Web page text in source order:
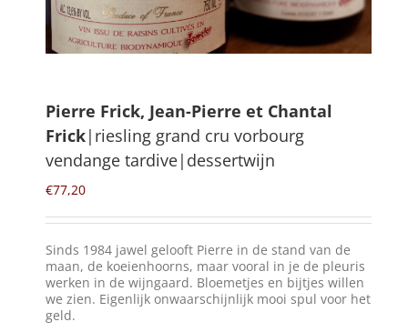
Mijn Account
Zoeken
NL
Pierre Frick, Jean-Pierre et Chantal
Frick|riesling grand cru vorbourg
vendange tardive|dessertwijn
€77,20
Sinds 1984 jawel gelooft Pierre in de stand van de
maan, de koeienhoorns, maar vooral in je de pleuris
werken in de wijngaard. Bloemetjes en bijtjes willen
we zien. Eigenlijk onwaarschijnlijk mooi spul voor het
geld.